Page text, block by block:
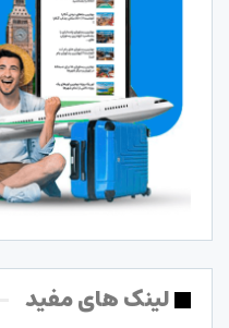
لینک های مفید